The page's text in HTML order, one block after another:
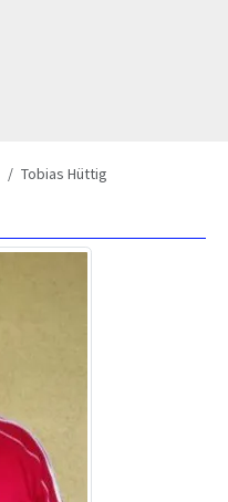
Tobias Hüttig